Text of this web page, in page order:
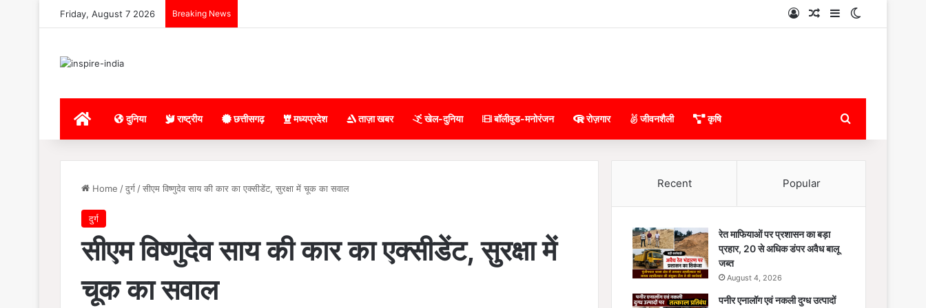
Friday, August 7 2026 Breaking News Log InRandom Article
Sidebar
Home दुनिया राष्ट्रीय छत्तीसगढ़ मध्यप्रदेश ताज़ा खबर खेल-दुनिया बॉलीवुड-मनोरंजन रोज़गार जीवनशैली कृषि
Home /दुर्ग /सीएम विष्णुदेव साय की कार का एक्सीडेंट, सुरक्षा में चूक का सवाल
दुर्ग
सीएम विष्णुदेव साय की कार का एक्सीडेंट, सुरक्षा में
चूक का सवाल
Recent Popular
रेत माफियाओं पर प्रशासन का बड़ा
प्रहार, 20 से अधिक डंपर अवैध बालू
जब्त
August 4, 2026
पनीर एनालॉग एवं नकली दुग्ध उत्पादों